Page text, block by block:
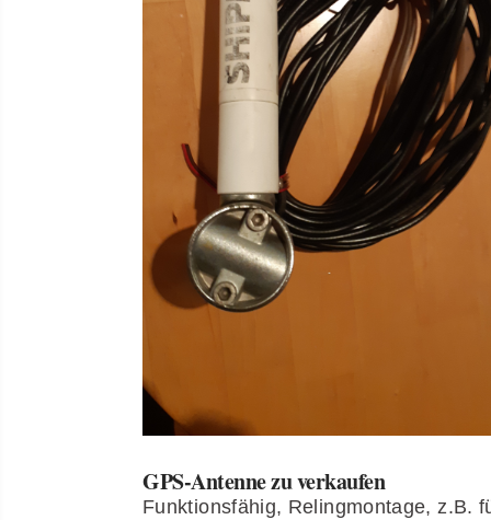
GPS-Antenne zu verkaufen
Funktionsfähig, Relingmontage, z.B.